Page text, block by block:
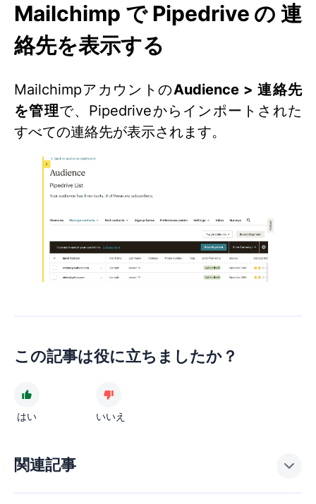
MailchimpでPipedriveの連
絡先を表示する
MailchimpアカウントのAudience > 連絡先
を管理で、Pipedriveからインポートされた
すべての連絡先が表示されます。
この記事は役に立ちましたか？
はい いいえ
関連記事